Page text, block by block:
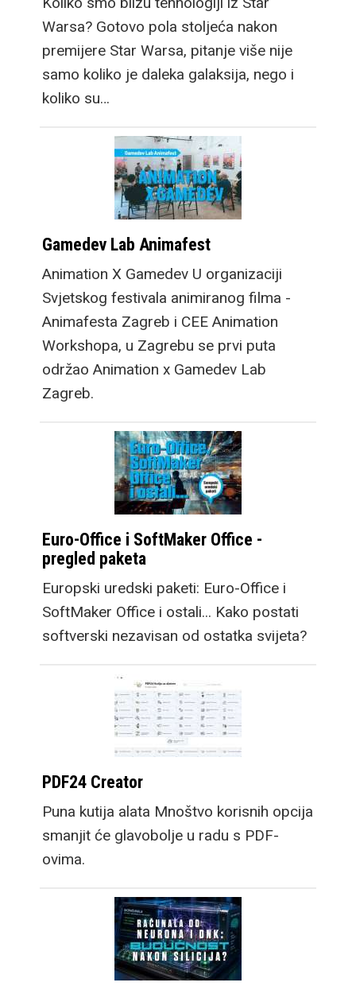
Warsa? Gotovo pola stoljeća nakon
premijere Star Warsa, pitanje više nije
samo koliko je daleka galaksija, nego i
koliko su…
Gamedev Lab Animafest
Animation X Gamedev U organizaciji
Svjetskog festivala animiranog filma -
Animafesta Zagreb i CEE Animation
Workshopa, u Zagrebu se prvi puta
održao Animation x Gamedev Lab
Zagreb.
Euro-Office i SoftMaker Office -
pregled paketa
Europski uredski paketi: Euro-Office i
SoftMaker Office i ostali... Kako postati
softverski nezavisan od ostatka svijeta?
PDF24 Creator
Puna kutija alata Mnoštvo korisnih opcija
smanjit će glavobolje u radu s PDF-
ovima.